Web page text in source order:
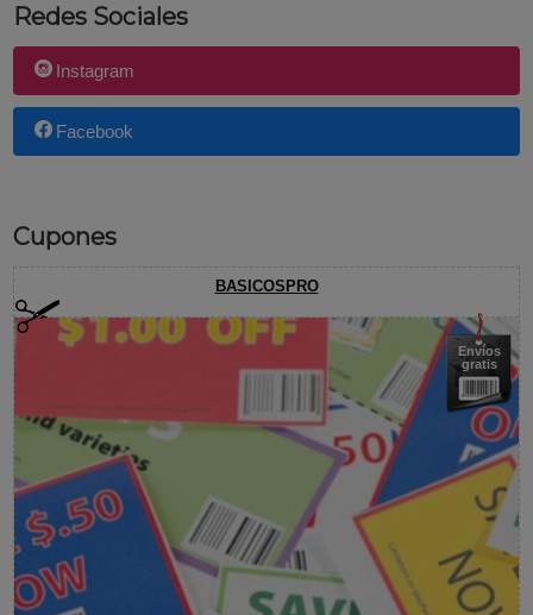
Redes Sociales
Instagram
Facebook
Cupones
BASICOSPRO
Envíos
gratis